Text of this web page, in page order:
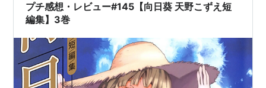
プチ感想・レビュー#145【向日葵 天野こずえ短
編集】3巻